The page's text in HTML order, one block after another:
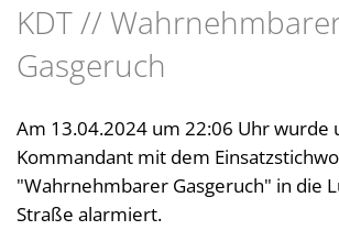
KDT //
Gasgeruch
Am 13.04.2024 um 22:06 Uhr wurde
Kommandant mit dem
"Wahrnehmbarer Gasgeruch" in die
Straße alarmiert.